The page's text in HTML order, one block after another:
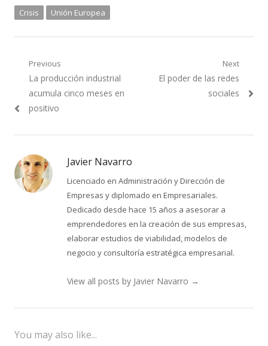
Crisis Unión Europea
Navegación
de
entradas
Previous
Previous
post:
La producción industrial
acumula cinco meses en
positivo
Next
Next
El poder de las redes
sociales
Javier Navarro
Licenciado en Administración y Dirección de
Empresas y diplomado en Empresariales.
Dedicado desde hace 15 años a asesorar a
emprendedores en la creación de sus empresas,
elaborar estudios de viabilidad, modelos de
negocio y consultoría estratégica empresarial.
View all posts by Javier Navarro →
You may also like...